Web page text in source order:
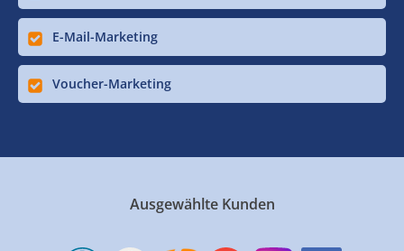
E-Mail-Marketing
Voucher-Marketing
Ausgewählte Kunden